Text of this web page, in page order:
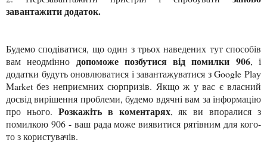
завантажити додаток.
Будемо сподіватися, що один з трьох наведених тут способів
вам неодмінно допоможе позбутися від помилки 906, і
додатки будуть оновлюватися і завантажуватися з Google Play
Market без неприємних сюрпризів. Якщо ж у вас є власний
досвід вирішення проблеми, будемо вдячні вам за інформацію
про нього. Розкажіть в коментарях, як ви впоралися з
помилкою 906 - ваш рада може виявитися рятівним для кого-
то з користувачів.